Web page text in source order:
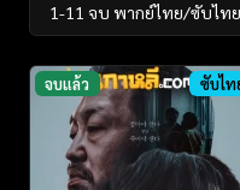
1-11 จบ พากย์ไทย/ซับไทย
จบแล้ว ซับไท